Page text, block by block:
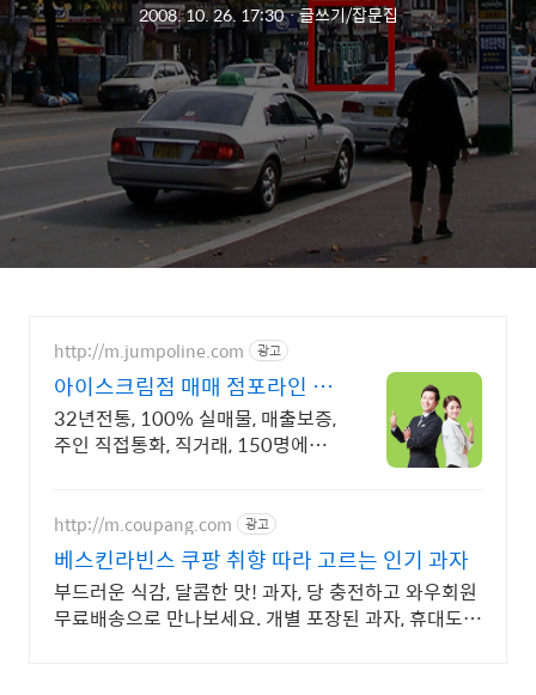
2008. 10. 26. 17:30ㆍ글쓰기/잡문집
http://m.jumpoline.com 광고
아이스크림점 매매 점포라인 빠
른 직거래 & 안전중개거래
32년전통, 100% 실매물, 매출보증,
주인 직접통화, 직거래, 150명에이
http://m.coupang.com 광고
베스킨라빈스 쿠팡 취향 따라 고르는 인기 과자
부드러운 식감, 달콤한 맛! 과자, 당 충전하고 와우회원
무료배송으로 만나보세요. 개별 포장된 과자, 휴대도